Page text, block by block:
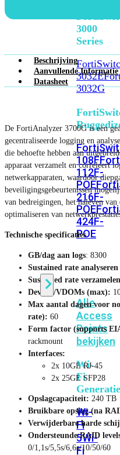
3000
Series
3032E
3032G
108F
112F-
POE
216F-
POE
424F-
POE
WiFi
Alle
Access
Points
bekijken
Wi-
Fi
Generatie
Wi-
Fi
5Wi-
Fi
Beschrijving
Aanvullende Informatie
Datasheet
De FortiAnalyzer 3700G is een
gecentraliseerde logging en
die behoefte hebben aan
apparaat verzamelt en correleert
netwerkapparaten, waardoor
beveiligingsgebeurtenissen
van bedreigingen, het naleven van
optimaliseren van
Technische specificaties
GB/dag aan logs: 8300
Sustained rate analyseren
Sustained rate
Devices/VDOMs (max):
Max aantal dagen voor
rate): 60
Form factor (supports
rackmount
Interfaces:
2x 10GE RJ-45
2x 25GE SFP28
Opslagcapaciteit: 240 TB
Bruikbare opslag (na
Verwijderbare harde
Ondersteunde RAID
0/1,1s/5,5s/6,6s/10/50/60